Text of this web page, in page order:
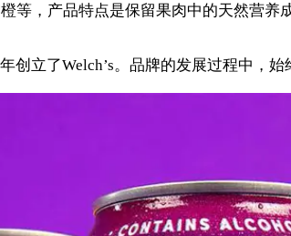
等，产品特点是保留果肉中的天然营
创立了Welch’s。品牌的发展过程中，